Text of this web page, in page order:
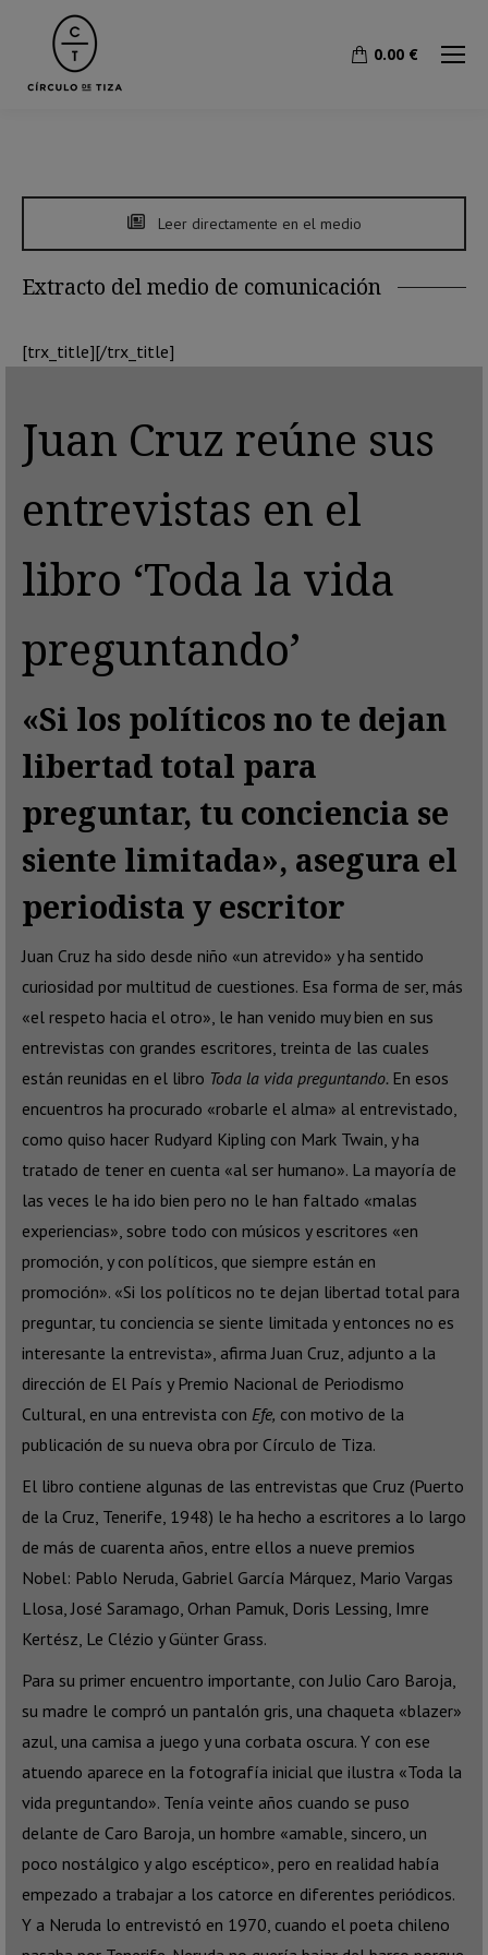
0.00 €
Leer directamente en el medio
Extracto del medio de comunicación
[trx_title][/trx_title]
Juan Cruz reúne sus
entrevistas en el
libro ‘Toda la vida
preguntando’
«Si los políticos no te dejan
libertad total para
preguntar, tu conciencia se
siente limitada», asegura el
periodista y escritor
Juan Cruz ha sido desde niño «un atrevido» y ha sentido
curiosidad por multitud de cuestiones. Esa forma de ser, más
«el respeto hacia el otro», le han venido muy bien en sus
entrevistas con grandes escritores, treinta de las cuales
están reunidas en el libro Toda la vida preguntando. En esos
encuentros ha procurado «robarle el alma» al entrevistado,
como quiso hacer Rudyard Kipling con Mark Twain, y ha
tratado de tener en cuenta «al ser humano». La mayoría de
las veces le ha ido bien pero no le han faltado «malas
experiencias», sobre todo con músicos y escritores «en
promoción, y con políticos, que siempre están en
promoción». «Si los políticos no te dejan libertad total para
preguntar, tu conciencia se siente limitada y entonces no es
interesante la entrevista», afirma Juan Cruz, adjunto a la
dirección de El País y Premio Nacional de Periodismo
Cultural, en una entrevista con Efe, con motivo de la
publicación de su nueva obra por Círculo de Tiza.
El libro contiene algunas de las entrevistas que Cruz (Puerto
de la Cruz, Tenerife, 1948) le ha hecho a escritores a lo largo
de más de cuarenta años, entre ellos a nueve premios
Nobel: Pablo Neruda, Gabriel García Márquez, Mario Vargas
Llosa, José Saramago, Orhan Pamuk, Doris Lessing, Imre
Kertész, Le Clézio y Günter Grass.
Para su primer encuentro importante, con Julio Caro Baroja,
su madre le compró un pantalón gris, una chaqueta «blazer»
azul, una camisa a juego y una corbata oscura. Y con ese
atuendo aparece en la fotografía inicial que ilustra «Toda la
vida preguntando». Tenía veinte años cuando se puso
delante de Caro Baroja, un hombre «amable, sincero, un
poco nostálgico y algo escéptico», pero en realidad había
empezado a trabajar a los catorce en diferentes periódicos.
Y a Neruda lo entrevistó en 1970, cuando el poeta chileno